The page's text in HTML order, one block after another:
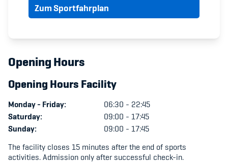
Fairplay
Teilnahmeberechtigung
Academy
Zum Sportfahrplan
Opening Hours
Opening Hours Facility
Monday - Friday:
06:30 - 22:45
Saturday:
09:00 - 17:45
Sunday:
09:00 - 17:45
The facility closes 15 minutes after the end of sports
activities. Admission only after successful check-in.